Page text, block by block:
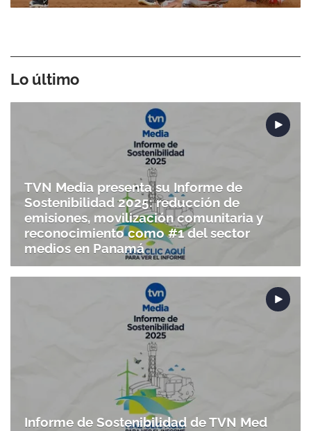
Lo último
TVN Media presenta su Informe de
Sostenibilidad 2025: reducción de
emisiones, movilización comunitaria y
reconocimiento como #1 del sector
medios en Panamá
Informe de Sostenibilidad de TVN Med